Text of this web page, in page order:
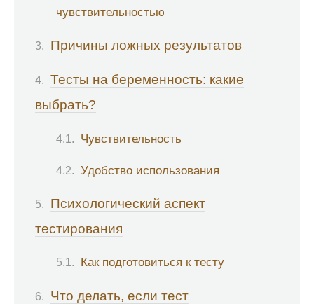
чувствительностью
Причины ложных результатов
Тесты на беременность: какие
выбрать?
Чувствительность
Удобство использования
Психологический аспект
тестирования
Как подготовиться к тесту
Что делать, если тест